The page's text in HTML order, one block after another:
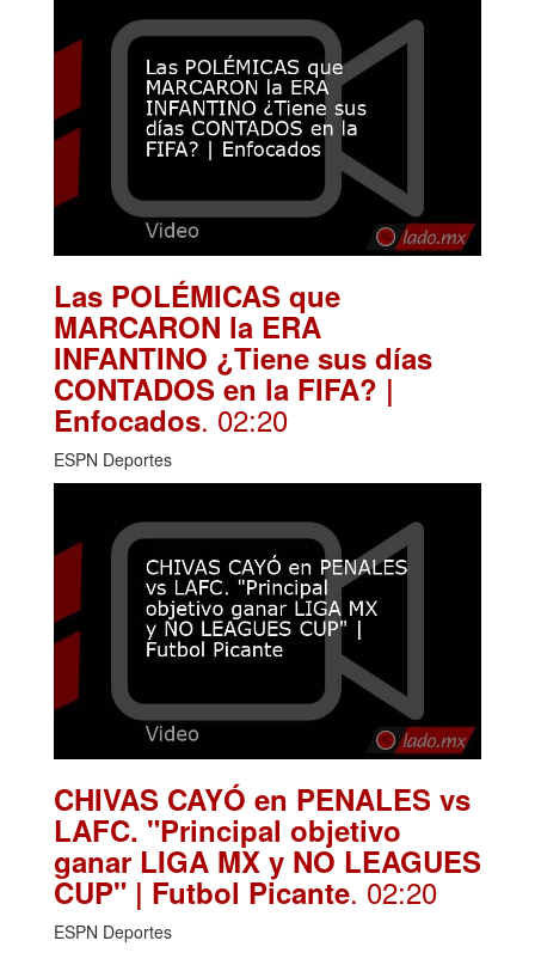
Las POLÉMICAS que
MARCARON la ERA
INFANTINO ¿Tiene sus días
CONTADOS en la FIFA? |
Enfocados. 02:20
ESPN Deportes
CHIVAS CAYÓ en PENALES vs
LAFC. "Principal objetivo
ganar LIGA MX y NO LEAGUES
CUP" | Futbol Picante. 02:20
ESPN Deportes